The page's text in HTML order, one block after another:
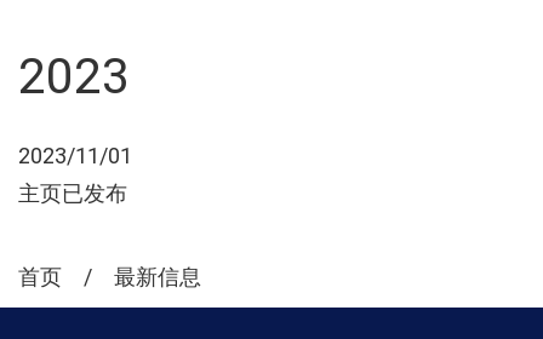
首页 最新信息
2023
2023/11/01
主页已发布